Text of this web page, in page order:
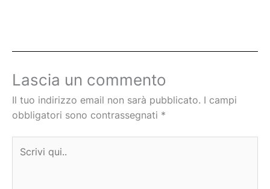
Lascia un commento
Il tuo indirizzo email non sarà pubblicato. I campi
obbligatori sono contrassegnati *
qui..